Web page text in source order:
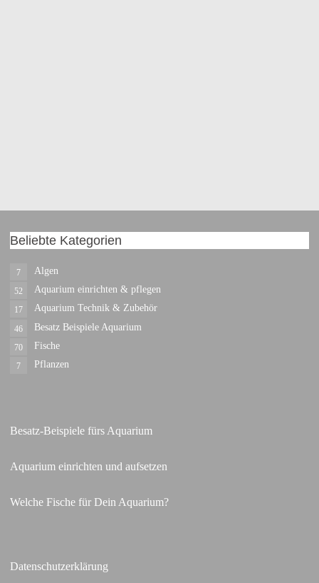
Beliebte Kategorien
Algen
7
Aquarium einrichten & pflegen
52
Aquarium Technik & Zubehör
17
Besatz Beispiele Aquarium
46
Fische
70
Pflanzen
7
Besatz-Beispiele fürs Aquarium
Aquarium einrichten und aufsetzen
Welche Fische für Dein Aquarium?
Datenschutzerklärung